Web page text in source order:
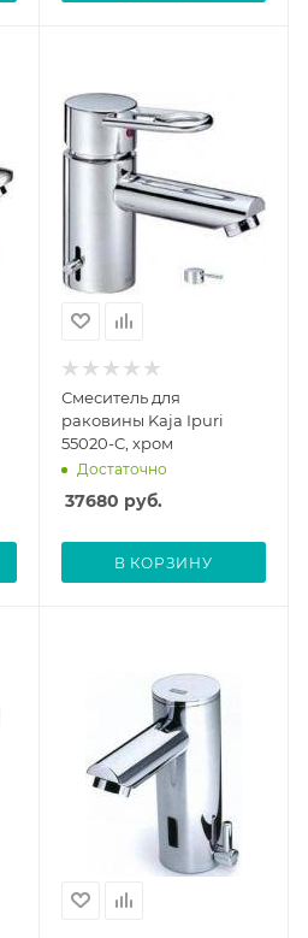
Смеситель для
раковины Kaja Ipuri
55020-C, хром
Достаточно
37680 руб.
В КОРЗИНУ